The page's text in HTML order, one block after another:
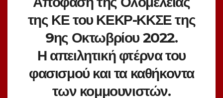
της ΚΕ του ΚΕΚΡ-ΚΚΣΕ της
9ης Οκτωβρίου 2022.
Η απειλητική φτέρνα του
φασισμού και τα καθήκοντα
των κομμουνιστών.